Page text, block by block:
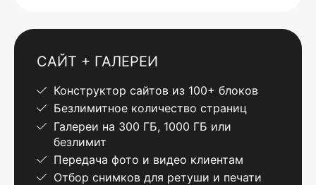
САЙТ + ГАЛЕРЕИ
Конструктор сайтов из 100+ блоков
Безлимитное количество страниц
Галереи на 300 ГБ, 1000 ГБ или
безлимит
Передача фото и видео клиентам
Отбор снимков для ретуши и печати